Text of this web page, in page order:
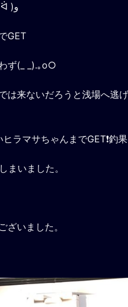
ファーストヒットは、レギュラーサイズのヒラマサちゃん٩( ᐛ )و
GET
ず(_ _).｡o○
は来ないだろうと浅場へ逃
ラマサちゃんまでGET❗釣
まいました。
いました。